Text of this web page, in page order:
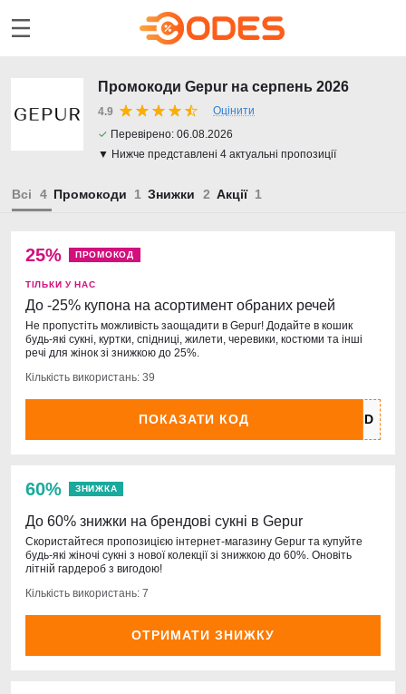
Промокоди Gepur на серпень 2026
4.9
Оцінити
✓ Перевірено: 06.08.2026
▼ Нижче представлені 4 актуальні пропозиції
Всі Промокоди Знижки Акції
25% ПРОМОКОД
ТІЛЬКИ У НАС
До -25% купона на асортимент обраних речей
Не пропустіть можливість заощадити в Gepur! Додайте в кошик
будь-які сукні, куртки, спідниці, жилети, черевики, костюми та інші
речі для жінок зі знижкою до 25%.
Кількість використань: 39
ПОКАЗАТИ КОД
60% ЗНИЖКА
До 60% знижки на брендові сукні в Gepur
Скористайтеся пропозицією інтернет-магазину Gepur та купуйте
будь-які жіночі сукні з нової колекції зі знижкою до 60%. Оновіть
літній гардероб з вигодою!
Кількість використань: 7
ОТРИМАТИ ЗНИЖКУ